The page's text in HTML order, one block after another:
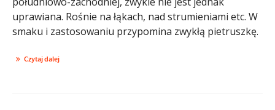
uprawiana. Rośnie na łąkach, nad strumieniami etc. W
smaku i zastosowaniu przypomina zwykłą pietruszkę.
Czytaj dalej